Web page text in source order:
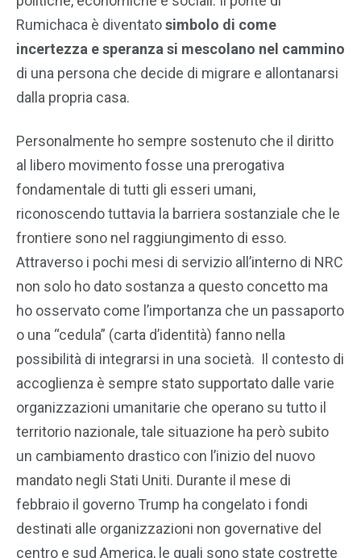
Rumichaca è diventatosimbolo di come
incertezza e speranza si mescolano nel cammino
di una persona che decide di migrare e allontanarsi
dalla propria casa.
Personalmente ho sempre sostenuto che il diritto
al libero movimento fosse una prerogativa
fondamentale di tutti gli esseri umani,
riconoscendo tuttavia la barriera sostanziale che le
frontiere sono nel raggiungimento di esso.
Attraverso i pochi mesi di servizio all’interno di NRC
non solo ho dato sostanza a questo concetto ma
ho osservato come l’importanza che un passaporto
o una “cedula” (carta d’identità) fanno nella
possibilità di integrarsi in una società. Il contesto di
accoglienza è sempre stato supportato dalle varie
organizzazioni umanitarie che operano su tutto il
territorio nazionale, tale situazione ha però subito
un cambiamento drastico con l’inizio del nuovo
mandato negli Stati Uniti. Durante il mese di
febbraio il governo Trump ha congelato i fondi
destinati alle organizzazioni non governative del
centro e sud America, le quali sono state costrette